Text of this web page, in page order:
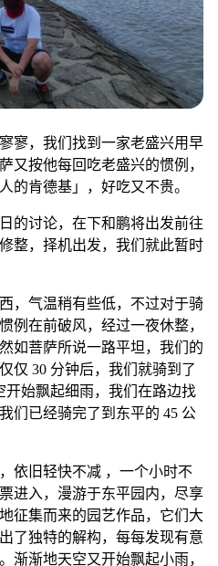
又按他每回吃老盛兴的惯例，
的肯德基」，好吃又不贵。
的讨论，在下和鹏将出发前往
整，择机出发，我们就此暂时
，气温稍有些低，不过对于骑
例在前破风，经过一夜休整，
仅 30 分钟后，我们就骑到了
开始飘起细雨，我们在路边找
们已经骑完了到东平的 45 公
依旧轻快不减 ，一个小时不
进入，漫游于东平园内，尽享
征集而来的园艺作品，它们大
了独特的解构，每每发现有意
渐渐地天空又开始飘起小雨，
现了几个蘑菇，并试图将它们
，就和他谈起每年有多少云南
花八门的幻觉，结果反倒弄得
合适的容器，不然那几个蘑菇